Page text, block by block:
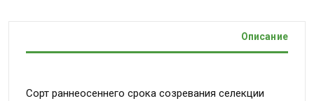
Описание
Сорт раннеосеннего срока созревания селекции